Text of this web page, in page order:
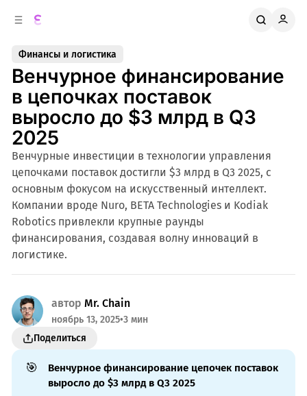
Финансы и логистика
Венчурное финансирование
в цепочках поставок
выросло до $3 млрд в Q3
2025
Венчурные инвестиции в технологии управления
цепочками поставок достигли $3 млрд в Q3 2025, с
основным фокусом на искусственный интеллект.
Компании вроде Nuro, BETA Technologies и Kodiak
Robotics привлекли крупные раунды
финансирования, создавая волну инноваций в
логистике.
автор Mr. Chain
ноябрь 13, 2025•3 мин
Поделиться
🎯
Венчурное финансирование цепочек поставок
выросло до $3 млрд в Q3 2025